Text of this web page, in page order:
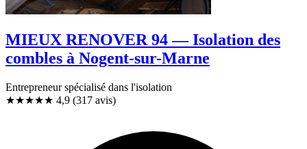
MIEUX RENOVER 94 — Isolation des
combles à Nogent-sur-Marne
Entrepreneur spécialisé dans l'isolation
★★★★★ 4,9 (317 avis)